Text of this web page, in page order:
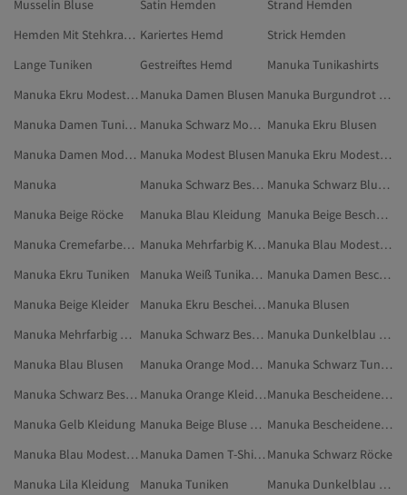
Musselin Bluse
Satin Hemden
Strand Hemden
Hemden Mit Stehkragen Kariertes Hemd
Strick Hemden
Lange Tuniken
Gestreiftes Hemd
Manuka Tunikashirts
Manuka Ekru Modest Kleidung Manuka Damen Blusen
Manuka Burgundrot Hemden
Manuka Damen Tuniken
Manuka Schwarz Modest Blusen Manuka Ekru Blusen
Manuka Damen Modest Blusen Manuka Modest Blusen
Manuka Ekru Modest Blusen
Manuka
Manuka Schwarz Bescheidene Blusen
Manuka Schwarz Blusen
Manuka Beige Röcke
Manuka Blau Kleidung
Manuka Beige Bescheidene Röcke
Manuka Cremefarben Kleidung
Manuka Mehrfarbig Kleidung
Manuka Blau Modest Kleidung
Manuka Ekru Tuniken
Manuka Weiß Tunikashirts
Manuka Damen Bescheidene Blusen
Manuka Beige Kleider
Manuka Ekru Bescheidene Blusen Manuka Blusen
Manuka Mehrfarbig Modest Kleidung
Manuka Schwarz Bescheidene Röcke
Manuka Dunkelblau Modest Kleidung
Manuka Blau Blusen
Manuka Orange Modest Kleidung
Manuka Schwarz Tuniken
Manuka Schwarz Bescheidene Tuniken
Manuka Orange Kleidung
Manuka Bescheidene Blusen
Manuka Gelb Kleidung
Manuka Beige Bluse & Tunika & Bustier
Manuka Bescheidene Tuniken
Manuka Blau Modest Blusen
Manuka Damen T-Shirts Manuka Schwarz Röcke
Manuka Lila Kleidung
Manuka Tuniken
Manuka Dunkelblau Kleidung